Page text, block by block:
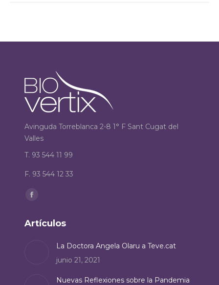
Avinguda Torreblanca 2-8 1° F Sant Cugat del
Valles
T. 93 544 11 99
F. 93 544 12 33
Encuéntranos en:
opens
window
Artículos
La Doctora Angela Olaru a Teve.cat
junio 21, 2021
Nuevas Reflexiones sobre la Pandemia